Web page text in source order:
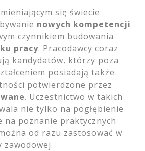
się świecie
nowych kompetencji
czynnikiem budowania
pracy. Pracodawcy coraz
kandydatów, którzy poza
posiadają także
potwierdzone przez
. Uczestnictwo w takich
nie tylko na pogłębienie
na poznanie praktycznych
od razu zastosować w
zawodowej.